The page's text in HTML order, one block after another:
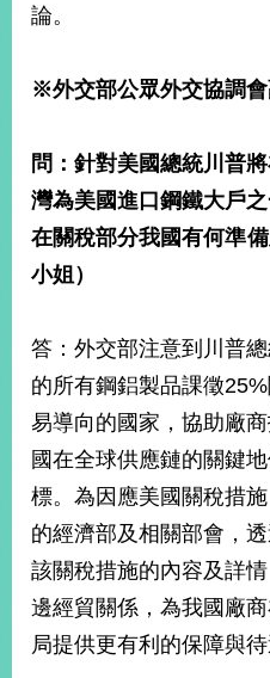
論。
※外交部公眾外交協調
問：針對美國總統川普
灣為美國進口鋼鐵大戶
在關稅部分我國有何準
小姐）
答：外交部注意到川普
的所有鋼鋁製品課徵
易導向的國家，協助廠
國在全球供應鏈的關鍵
標。為因應美國關稅措
的經濟部及相關部會，
該關稅措施的內容及詳
邊經貿關係，為我國廠
局提供更有利的保障與待